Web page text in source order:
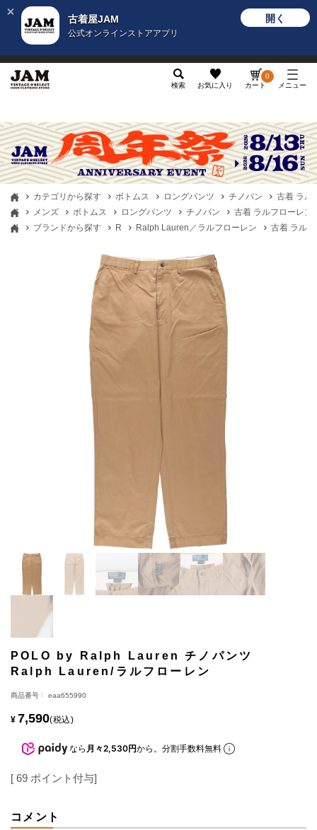
古着屋JAM
公式オンラインストアアプリ
開く
検索 お気に入り カート
0
メニュー
カテゴリから探す ボトムス ロングパンツ チノパン
古着 ラル
メンズ
ボトムス ロングパンツ チノパン
古着 ラルフローレ
ブランドから探す
R Ralph Lauren／ラルフローレン 古着 ラル
POLO by Ralph Lauren チノパンツ
Ralph Lauren/ラルフローレン
商品番号 eaa655990
¥ 7,590 税込
なら 月々2,530円から。分割手数料無料
[ 69 ポイント付与]
コメント